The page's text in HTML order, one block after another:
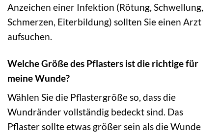
Anzeichen einer Infektion (Rötung, Schwellung,
Schmerzen, Eiterbildung) sollten Sie einen Arzt
aufsuchen.
Welche Größe des Pflasters ist die richtige für
meine Wunde?
Wählen Sie die Pflastergröße so, dass die
Wundränder vollständig bedeckt sind. Das
Pflaster sollte etwas größer sein als die Wunde